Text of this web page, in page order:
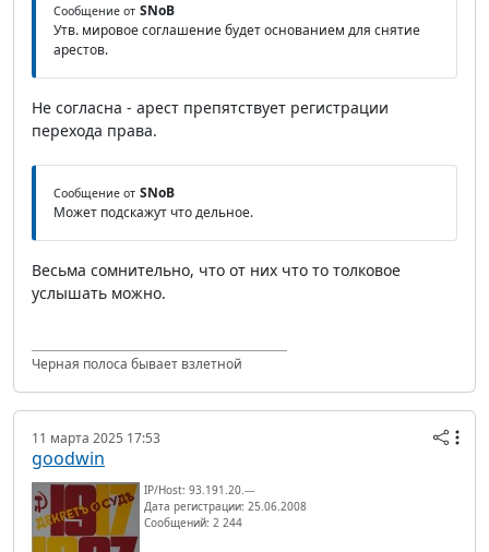
Сообщение от SNoB
Утв. мировое соглашение будет основанием для снятие
арестов.
Не согласна - арест препятствует регистрации
перехода права.
Сообщение от SNoB
Может подскажут что дельное.
Весьма сомнительно, что от них что то толковое
услышать можно.
Черная полоса бывает взлетной
11 марта 2025 17:53
goodwin
IP/Host: 93.191.20.---
Дата регистрации: 25.06.2008
Сообщений: 2 244